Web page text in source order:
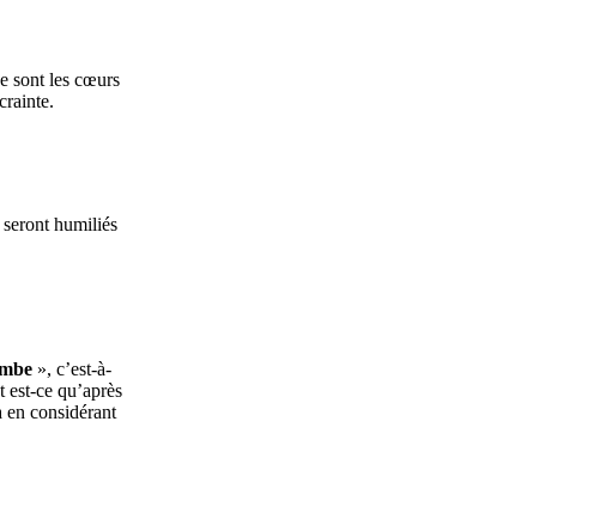
sont les cœurs
seront humiliés
», c’est-à-
ce qu’après
en considérant